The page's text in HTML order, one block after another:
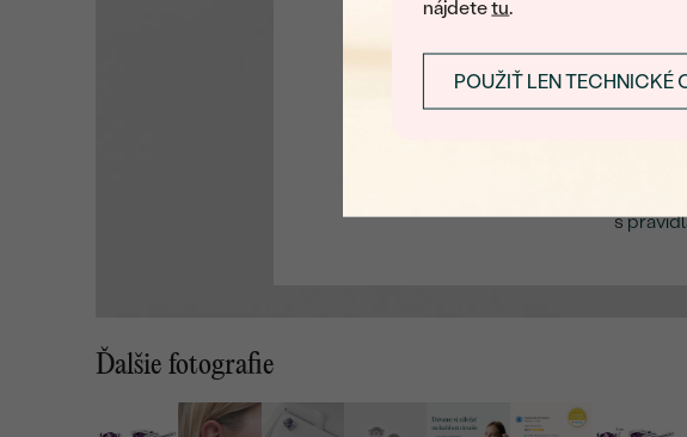
nájdetetu.
POUŽIŤ LEN TECHNICKÉ
Ďalšie fotografie
s